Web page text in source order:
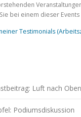
bei einem dieser
Testimonials
Luft nach Oben
Podiumsdiskussion